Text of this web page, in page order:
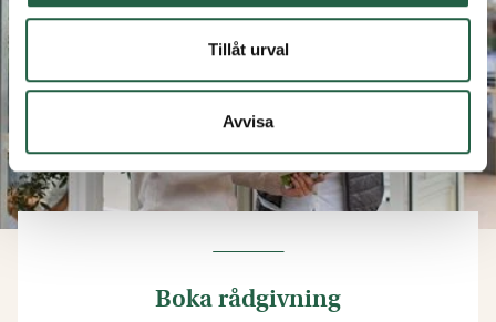
Tillåt urval
Avvisa
Boka rådgivning